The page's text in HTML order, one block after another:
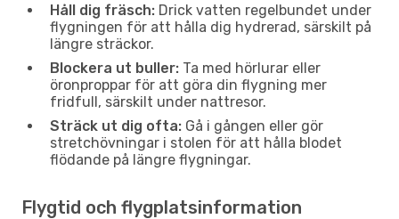
Håll dig fräsch: Drick vatten regelbundet under
flygningen för att hålla dig hydrerad, särskilt på
längre sträckor.
Blockera ut buller: Ta med hörlurar eller
öronproppar för att göra din flygning mer
fridfull, särskilt under nattresor.
Sträck ut dig ofta: Gå i gången eller gör
stretchövningar i stolen för att hålla blodet
flödande på längre flygningar.
Flygtid och flygplatsinformation